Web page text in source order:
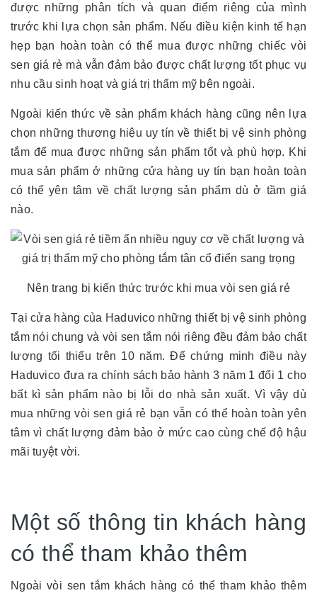
được những phân tích và quan điểm riêng của mình
trước khi lựa chọn sản phẩm. Nếu điều kiện kinh tế hạn
hẹp bạn hoàn toàn có thể mua được những chiếc vòi
sen giá rẻ mà vẫn đảm bảo được chất lượng tốt phục vụ
nhu cầu sinh hoạt và giá trị thẩm mỹ bên ngoài.
Ngoài kiến thức về sản phẩm khách hàng cũng nên lựa
chọn những thương hiệu uy tín về thiết bị vệ sinh phòng
tắm để mua được những sản phẩm tốt và phù hợp. Khi
mua sản phẩm ở những cửa hàng uy tín bạn hoàn toàn
có thể yên tâm về chất lượng sản phẩm dù ở tầm giá
nào.
Nên trang bị kiến thức trước khi mua vòi sen giá rẻ
Tại cửa hàng của Haduvico những thiết bị vệ sinh phòng
tắm nói chung và vòi sen tắm nói riêng đều đảm bảo chất
lượng tối thiểu trên 10 năm. Để chứng minh điều này
Haduvico đưa ra chính sách bảo hành 3 năm 1 đổi 1 cho
bất kì sản phẩm nào bị lỗi do nhà sản xuất. Vì vậy dù
mua những vòi sen giá rẻ bạn vẫn có thể hoàn toàn yên
tâm vì chất lượng đảm bảo ở mức cao cùng chế độ hậu
mãi tuyệt vời.
Một số thông tin khách hàng
có thể tham khảo thêm
Ngoài vòi sen tắm khách hàng có thể tham khảo thêm